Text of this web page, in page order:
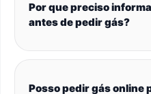
Por que preciso
antes de pedir gás?
Posso pedir gás online